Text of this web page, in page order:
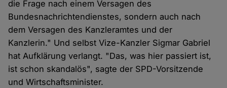
die Frage nach einem Versagen des
Bundesnachrichtendienstes, sondern auch nach
dem Versagen des Kanzleramtes und der
Kanzlerin." Und selbst Vize-Kanzler Sigmar Gabriel
hat Aufklärung verlangt. "Das, was hier passiert ist,
ist schon skandalös", sagte der SPD-Vorsitzende
und Wirtschaftsminister.